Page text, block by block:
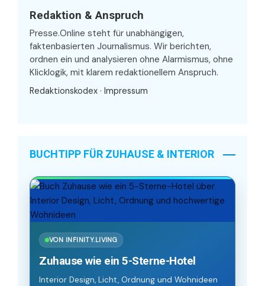
Redaktion & Anspruch
Presse.Online steht für unabhängigen,
faktenbasierten Journalismus. Wir berichten,
ordnen ein und analysieren ohne Alarmismus, ohne
Klicklogik, mit klarem redaktionellem Anspruch.
Redaktionskodex · Impressum
BUCHTIPP FÜR ZUHAUSE & INTERIOR
VON INFINITY.LIVING
Zuhause wie ein 5-Sterne-Hotel
Interior Design, Licht, Ordnung und Wohnideen